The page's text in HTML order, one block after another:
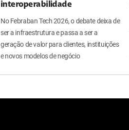
interoperabilidade
No Febraban Tech 2026, o debate deixa de
ser a infraestrutura e passa a ser a
geração de valor para clientes, instituições
e novos modelos de negócio